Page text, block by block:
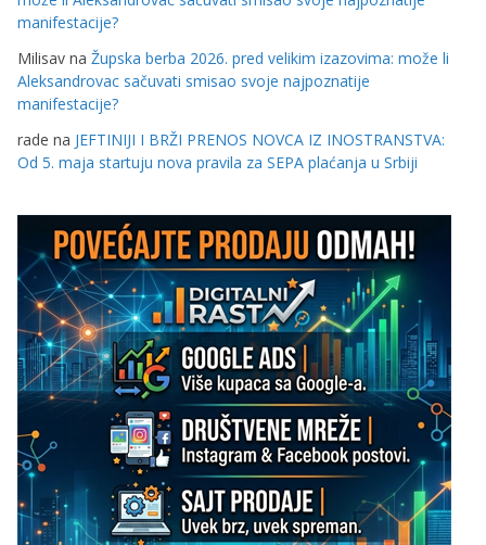
manifestacije?
Milisav na Župska berba 2026. pred velikim izazovima: može li
Aleksandrovac sačuvati smisao svoje najpoznatije
manifestacije?
rade na JEFTINIJI I BRŽI PRENOS NOVCA IZ INOSTRANSTVA:
Od 5. maja startuju nova pravila za SEPA plaćanja u Srbiji